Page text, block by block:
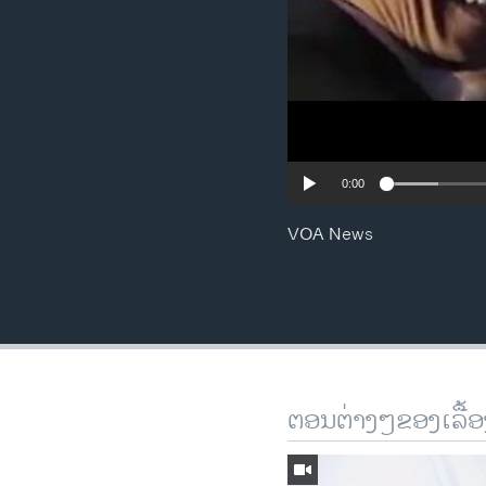
0:00
VOA News
ຕອນຕ່າງໆຂອງເລື້